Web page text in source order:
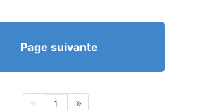
Page suivante
1